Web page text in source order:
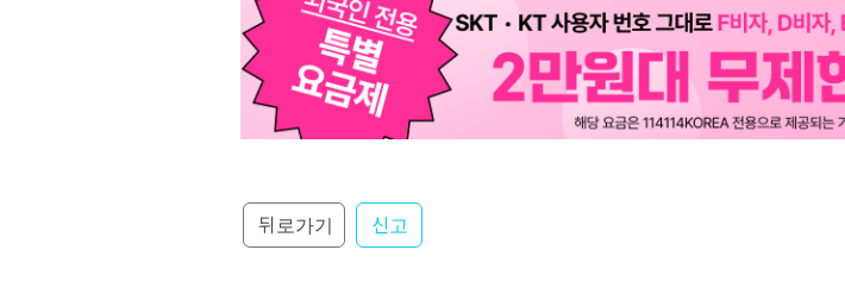
뒤로가기 신고